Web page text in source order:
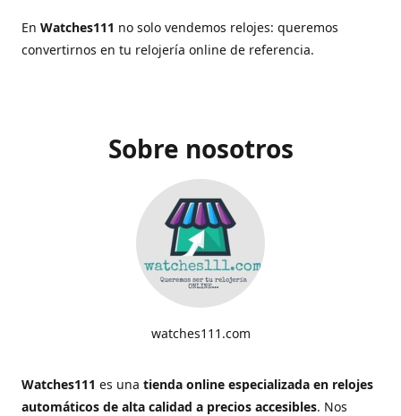
En Watches111 no solo vendemos relojes: queremos
convertirnos en tu relojería online de referencia.
Sobre nosotros
watches111.com
Watches111 es una tienda online especializada en relojes
automáticos de alta calidad a precios accesibles. Nos